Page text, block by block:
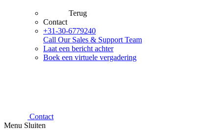
Terug
Contact
+31-30-6779240
Call Our Sales & Support Team
Laat een bericht achter
Boek een virtuele vergadering
Contact
Menu Sluiten